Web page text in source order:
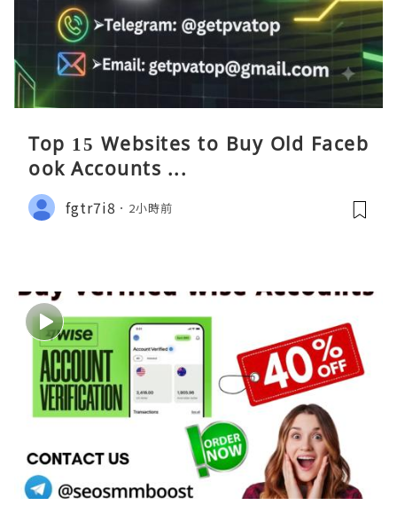
Top 15 Websites to Buy Old Faceb
ook Accounts ...
fgtr7i8 2小時前